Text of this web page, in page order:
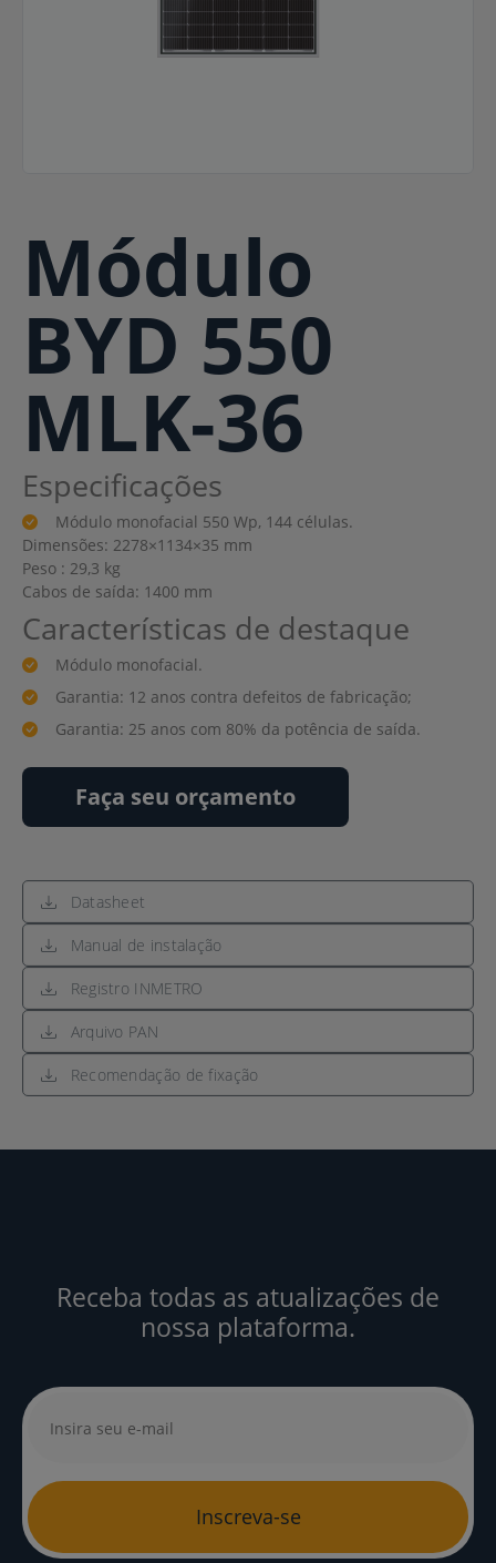
Módulo
BYD 550
MLK-36
Especificações
Módulo monofacial 550 Wp, 144 células.
Dimensões: 2278×1134×35 mm
Peso : 29,3 kg
Cabos de saída: 1400 mm
Características de destaque
Módulo monofacial.
Garantia: 12 anos contra defeitos de fabricação;
Garantia: 25 anos com 80% da potência de saída.
Faça seu orçamento
Datasheet
Manual de instalação
Registro INMETRO
Arquivo PAN
Recomendação de fixação
Receba todas as atualizações de
nossa plataforma.
Inscreva-se